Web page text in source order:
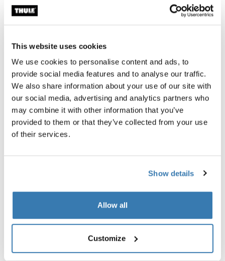
This website uses cookies
We use cookies to personalise content and ads, to
provide social media features and to analyse our traffic.
We also share information about your use of our site with
our social media, advertising and analytics partners who
may combine it with other information that you’ve
provided to them or that they’ve collected from your use
of their services.
Show details
Allow all
Customize
Toggle features
Tutte le caratteristiche
Toggle techspec
Specifiche tecniche
Toggle overview
Revisioni